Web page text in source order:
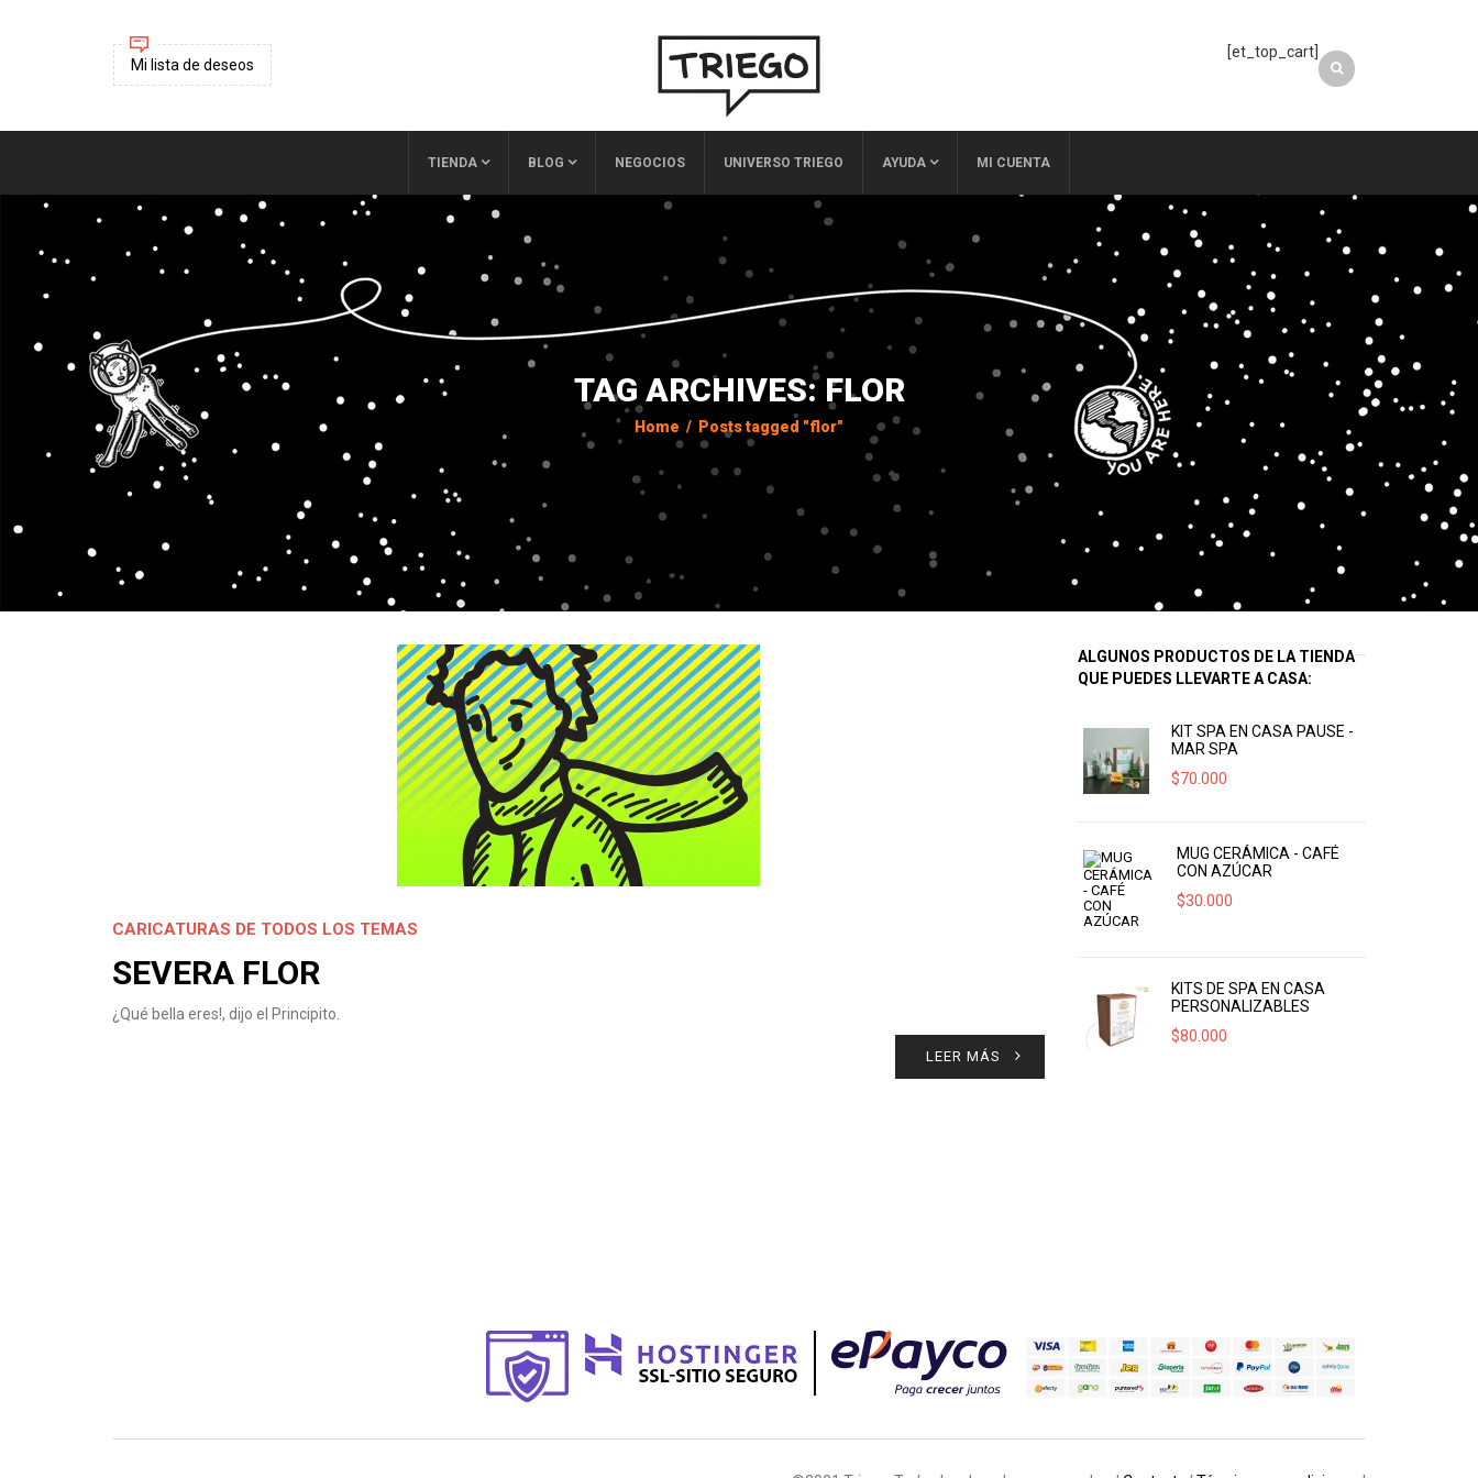
Mi lista de deseos
[et_top_cart]
TIENDA BLOG NEGOCIOS UNIVERSO TRIEGO AYUDA MI CUENTA
TAG ARCHIVES: FLOR
Home / Posts tagged "flor"
CARICATURAS DE TODOS LOS TEMAS
SEVERA FLOR
¿Qué bella eres!, dijo el Principito.
LEER MÁS
ALGUNOS PRODUCTOS DE LA TIENDA
QUE PUEDES LLEVARTE A CASA:
KIT SPA EN CASA PAUSE -
MAR SPA
$70.000
MUG CERÁMICA - CAFÉ
CON AZÚCAR
$30.000
KITS DE SPA EN CASA
PERSONALIZABLES
$80.000